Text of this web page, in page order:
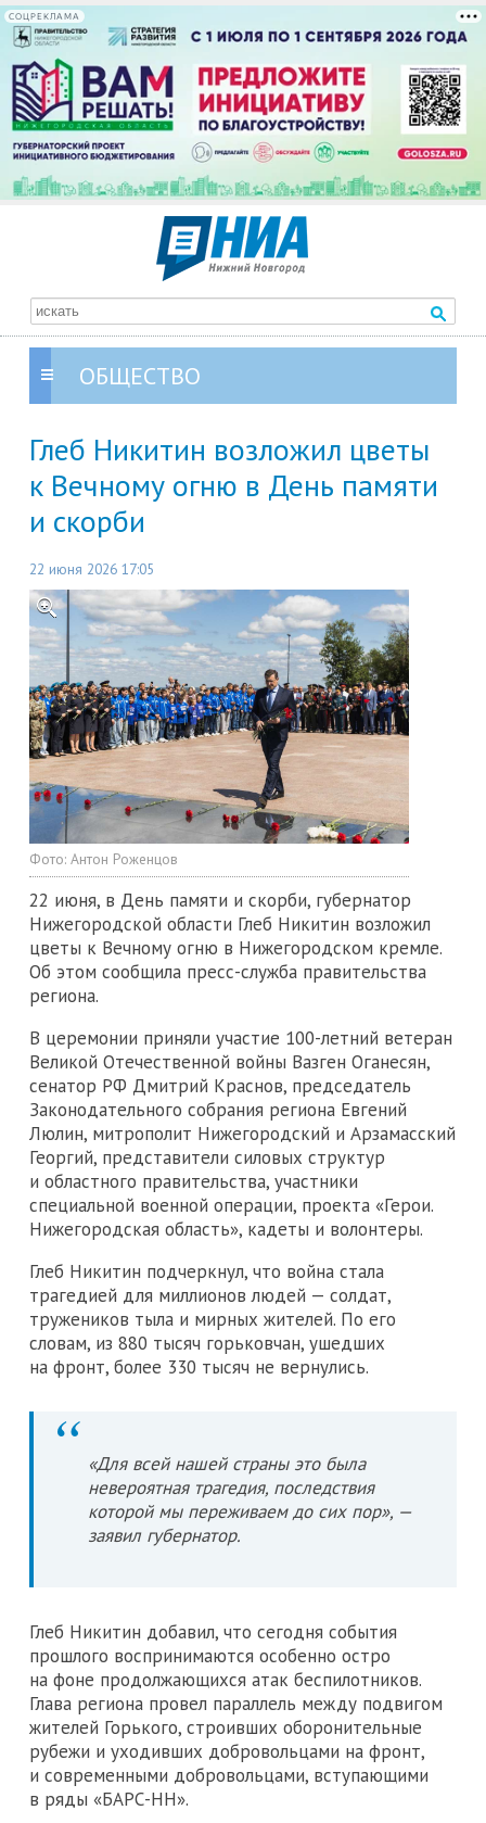
СОЦРЕКЛАМА
ОБЩЕСТВО
Глеб Никитин возложил цветы
к Вечному огню в День памяти
и скорби
22 июня 2026 17:05
Фото: Антон Роженцов
22 июня, в День памяти и скорби, губернатор
Нижегородской области Глеб Никитин возложил
цветы к Вечному огню в Нижегородском кремле.
Об этом сообщила пресс-служба правительства
региона.
В церемонии приняли участие 100-летний ветеран
Великой Отечественной войны Вазген Оганесян,
сенатор РФ Дмитрий Краснов, председатель
Законодательного собрания региона Евгений
Люлин, митрополит Нижегородский и Арзамасский
Георгий, представители силовых структур
и областного правительства, участники
специальной военной операции, проекта «Герои.
Нижегородская область», кадеты и волонтеры.
Глеб Никитин подчеркнул, что война стала
трагедией для миллионов людей — солдат,
тружеников тыла и мирных жителей. По его
словам, из 880 тысяч горьковчан, ушедших
на фронт, более 330 тысяч не вернулись.
«Для всей нашей страны это была
невероятная трагедия, последствия
которой мы переживаем до сих пор», —
заявил губернатор.
Глеб Никитин добавил, что сегодня события
прошлого воспринимаются особенно остро
на фоне продолжающихся атак беспилотников.
Глава региона провел параллель между подвигом
жителей Горького, строивших оборонительные
рубежи и уходивших добровольцами на фронт,
и современными добровольцами, вступающими
в ряды «БАРС-НН».